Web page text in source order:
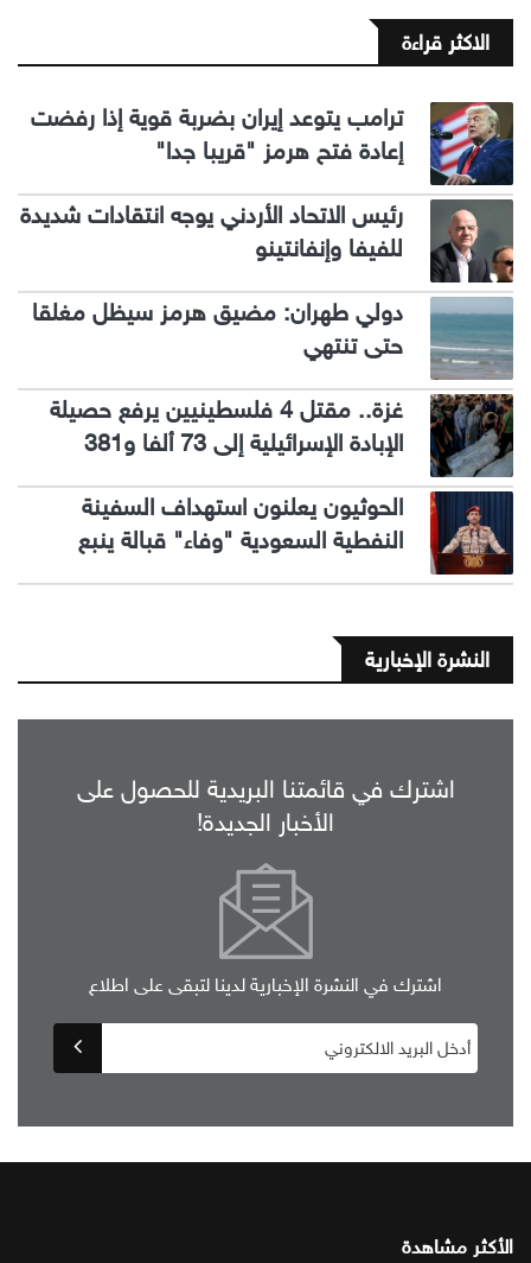
الاكثر قراءة
ترامب يتوعد إيران بضربة قوية إذا رفضت
إعادة فتح هرمز "قريبا جدا"
رئيس الاتحاد الأردني يوجه انتقادات شديدة
للفيفا وإنفانتينو
دولي طهران: مضيق هرمز سيظل مغلقا
حتى تنتهي
غزة.. مقتل 4 فلسطينيين يرفع حصيلة
الإبادة الإسرائيلية إلى 73 ألفا و381
الحوثيون يعلنون استهداف السفينة
النفطية السعودية "وفاء" قبالة ينبع
النشرة الإخبارية
اشترك في قائمتنا البريدية للحصول على
الأخبار الجديدة!
اشترك في النشرة الإخبارية لدينا لتبقى على اطلاع
الأكثر مشاهدة